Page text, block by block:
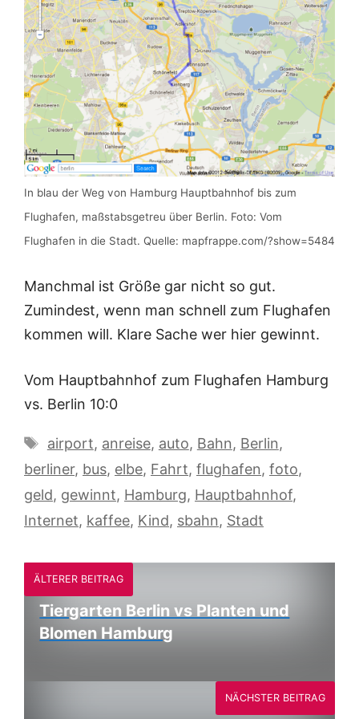
In blau der Weg von Hamburg Hauptbahnhof bis zum
Flughafen, maßstabsgetreu über Berlin. Foto: Vom
Flughafen in die Stadt. Quelle: mapfrappe.com/?show=5484
Manchmal ist Größe gar nicht so gut.
Zumindest, wenn man schnell zum Flughafen
kommen will. Klare Sache wer hier gewinnt.
Vom Hauptbahnhof zum Flughafen Hamburg
vs. Berlin 10:0
Schlagwörter
airport, anreise, auto, Bahn, Berlin,
berliner, bus, elbe, Fahrt, flughafen, foto,
geld, gewinnt, Hamburg, Hauptbahnhof,
Internet, kaffee, Kind, sbahn, Stadt
ÄLTERER BEITRAG
Tiergarten Berlin vs Planten und
Blomen Hamburg
NÄCHSTER BEITRAG